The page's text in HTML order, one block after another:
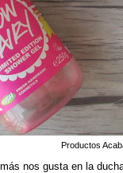
Productos
nos gusta en la